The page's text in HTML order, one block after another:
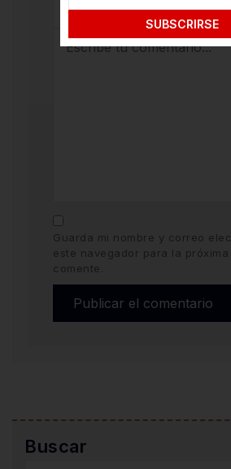
Guarda mi nombre y correo
este navegador para la
comente.
Buscar
SUBSCRIRSE